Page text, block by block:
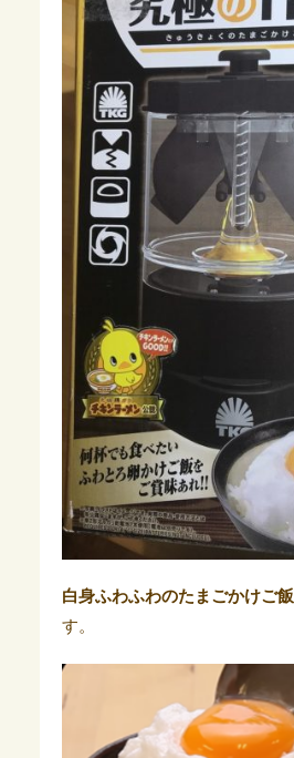
白身ふわふわのたまごかけご飯
す。